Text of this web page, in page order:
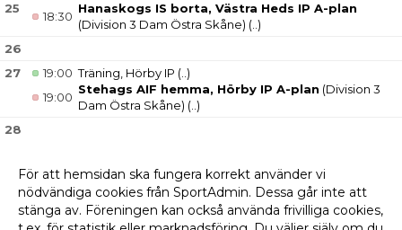
25
18:30
Hanaskogs IS borta, Västra Heds IP A-plan
(Division 3 Dam Östra Skåne) (..)
26
27
19:00Träning, Hörby IP (..)
19:00
Stehags AIF hemma, Hörby IP A-plan (Division 3
Dam Östra Skåne) (..)
28
30För att hemsidan ska fungera korrekt använder vi
nödvändiga cookies från SportAdmin. Dessa går inte att
stänga av. Föreningen kan också använda frivilliga cookies,